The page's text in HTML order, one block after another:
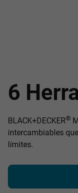
6
BLACK+DECKER®
intercambiables
límites.